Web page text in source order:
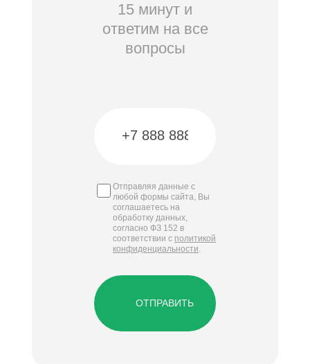
15 минут и
ответим на все
вопросы
Отправляя данные с
любой формы сайта, Вы
соглашаетесь на
обработку данных,
согласно ФЗ 152 в
соответствии с политикой
конфиденциальности.
ОТПРАВИТЬ